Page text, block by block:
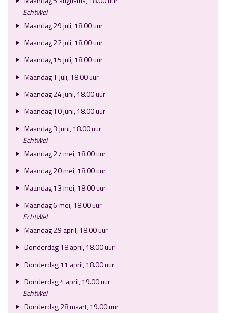
EchtWel
Maandag 29 juli, 18.00 uur
Maandag 22 juli, 18.00 uur
Maandag 15 juli, 18.00 uur
Maandag 1 juli, 18.00 uur
Maandag 24 juni, 18.00 uur
Maandag 10 juni, 18.00 uur
Maandag 3 juni, 18.00 uur
EchtWel
Maandag 27 mei, 18.00 uur
Maandag 20 mei, 18.00 uur
Maandag 13 mei, 18.00 uur
Maandag 6 mei, 18.00 uur
EchtWel
Maandag 29 april, 18.00 uur
Donderdag 18 april, 18.00 uur
Donderdag 11 april, 18.00 uur
Donderdag 4 april, 19.00 uur
EchtWel
Donderdag 28 maart, 19.00 uur